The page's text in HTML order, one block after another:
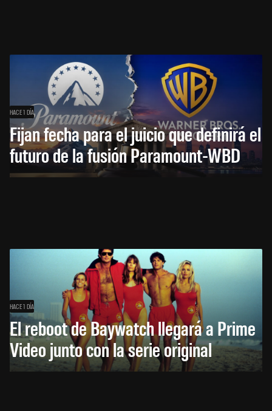
HACE 1 DÍA
Fijan fecha para el juicio que definirá el
futuro de la fusión Paramount-WBD
HACE 1 DÍA
El reboot de Baywatch llegará a Prime
Video junto con la serie original